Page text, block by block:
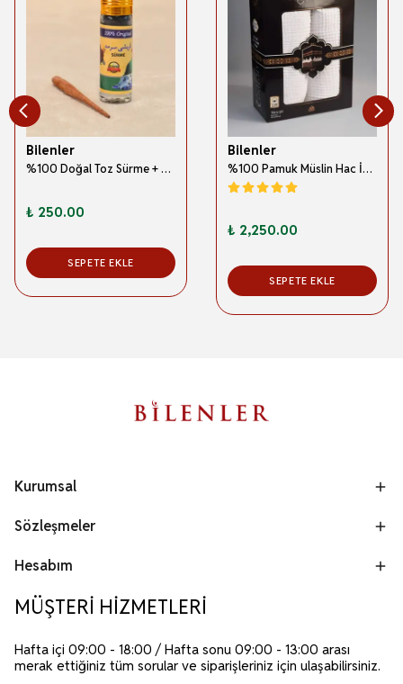
Bilenler
%100 Doğal Toz Sürme + Ahşap Sürme Çubuğu | Geleneksel ve Orijinal Göz Sürmesi
₺ 250.00
SEPETE EKLE
Bilenler
%100 Pamuk Müslin Hac İhramı – Hafif; Dikişsiz ve Antibakteriyel
₺ 2,250.00
SEPETE EKLE
Kurumsal
Sözleşmeler
Hesabım
MÜŞTERİ HİZMETLERİ
Hafta içi 09:00 - 18:00 / Hafta sonu 09:00 - 13:00 arası
merak ettiğiniz tüm sorular ve siparişleriniz için ulaşabilirsiniz.